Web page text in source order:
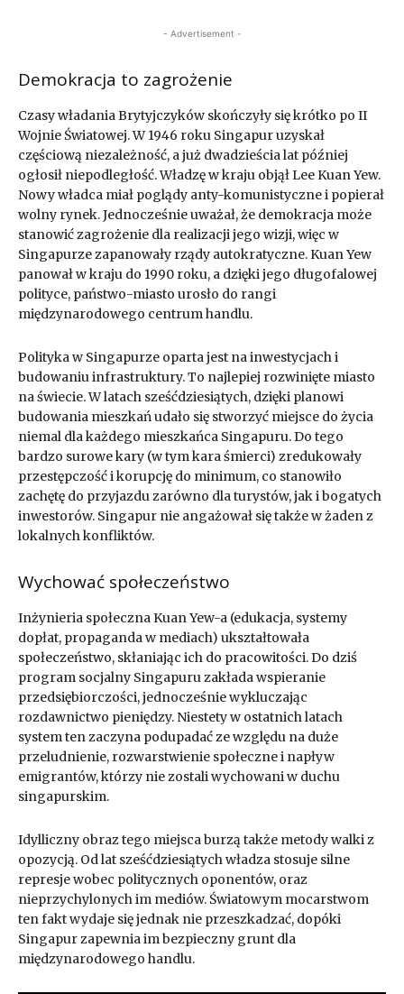
- Advertisement -
Demokracja to zagrożenie
Czasy władania Brytyjczyków skończyły się krótko po II
Wojnie Światowej. W 1946 roku Singapur uzyskał
częściową niezależność, a już dwadzieścia lat później
ogłosił niepodległość. Władzę w kraju objął Lee Kuan Yew.
Nowy władca miał poglądy anty-komunistyczne i popierał
wolny rynek. Jednocześnie uważał, że demokracja może
stanowić zagrożenie dla realizacji jego wizji, więc w
Singapurze zapanowały rządy autokratyczne. Kuan Yew
panował w kraju do 1990 roku, a dzięki jego długofalowej
polityce, państwo-miasto urosło do rangi
międzynarodowego centrum handlu.
Polityka w Singapurze oparta jest na inwestycjach i
budowaniu infrastruktury. To najlepiej rozwinięte miasto
na świecie. W latach sześćdziesiątych, dzięki planowi
budowania mieszkań udało się stworzyć miejsce do życia
niemal dla każdego mieszkańca Singapuru. Do tego
bardzo surowe kary (w tym kara śmierci) zredukowały
przestępczość i korupcję do minimum, co stanowiło
zachętę do przyjazdu zarówno dla turystów, jak i bogatych
inwestorów. Singapur nie angażował się także w żaden z
lokalnych konfliktów.
Wychować społeczeństwo
Inżynieria społeczna Kuan Yew-a (edukacja, systemy
dopłat, propaganda w mediach) ukształtowała
społeczeństwo, skłaniając ich do pracowitości. Do dziś
program socjalny Singapuru zakłada wspieranie
przedsiębiorczości, jednocześnie wykluczając
rozdawnictwo pieniędzy. Niestety w ostatnich latach
system ten zaczyna podupadać ze względu na duże
przeludnienie, rozwarstwienie społeczne i napływ
emigrantów, którzy nie zostali wychowani w duchu
singapurskim.
Idylliczny obraz tego miejsca burzą także metody walki z
opozycją. Od lat sześćdziesiątych władza stosuje silne
represje wobec politycznych oponentów, oraz
nieprzychylonych im mediów. Światowym mocarstwom
ten fakt wydaje się jednak nie przeszkadzać, dopóki
Singapur zapewnia im bezpieczny grunt dla
międzynarodowego handlu.